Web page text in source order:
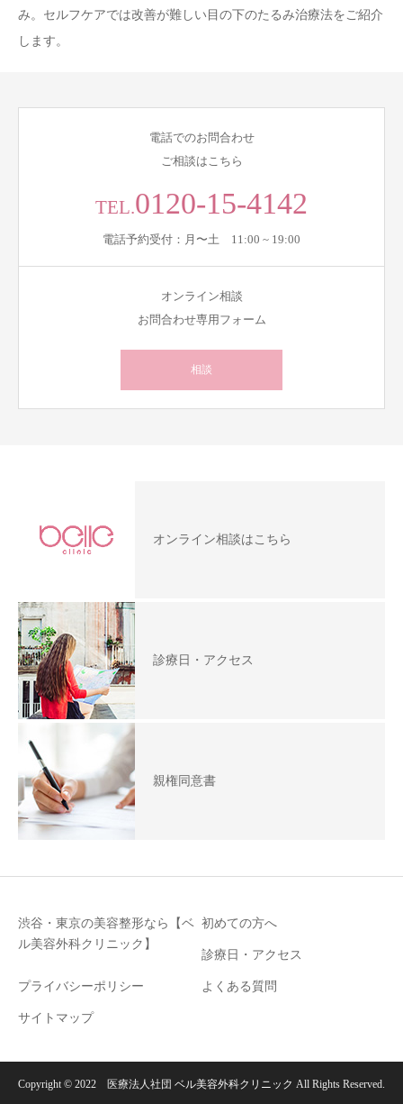
み。セルフケアでは改善が難しい目の下のたるみ治療法をご紹介
します。
電話でのお問合わせ
ご相談はこちら
TEL.0120-15-4142
電話予約受付：月〜土 11:00 ~ 19:00
オンライン相談
お問合わせ専用フォーム
相談
オンライン相談はこちら
診療日・アクセス
親権同意書
渋谷・東京の美容整形なら【ベ
ル美容外科クリニック】
初めての方へ
診療日・アクセス
プライバシーポリシー よくある質問
サイトマップ
Copyright © 2022 医療法人社団 ベル美容外科クリニック All Rights Reserved.